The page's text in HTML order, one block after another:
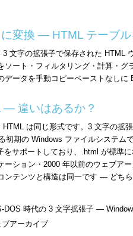
変換 — HTML テーブ
3 文字の拡張子で保存された
ソート・フィルタリング・計算・
データを手動コピーペーストなしに
— 違いはあるか？
HTML は同じ形式です。3 文字の拡
初期の Windows ファイルシステム
をサポートしており、.html が標準
ーション・2000 年以前のウェブア
ンテンツと構造は同一です — どち
DOS 時代の 3 文字拡張子 —
アーカイブ